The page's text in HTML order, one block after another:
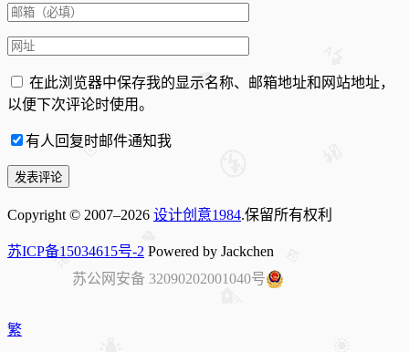
在此浏览器中保存我的显示名称、邮箱地址和网站地址，
以便下次评论时使用。
有人回复时邮件通知我
Copyright © 2007–2026 设计创意1984.保留所有权利
苏ICP备15034615号-2 Powered by Jackchen
苏公网安备 32090202001040号
繁